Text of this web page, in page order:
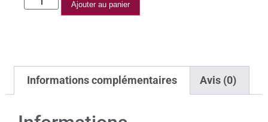
Ajouter au panier
Informations complémentaires Avis (0)